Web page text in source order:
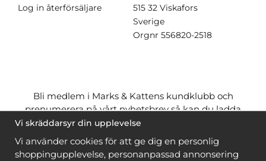
Log in återförsäljare
515 32 Viskafors
Sverige
Orgnr 556820-2518
Bli medlem i Marks & Kattens kundklubb och
prenumerera på vårt nyhetsbrev så kan du ladda
ner många mönstergratisoch få många
när du handlar garn till mönstret. Du ser vilka som
är
gratis när du är inloggad
Vi skräddarsyr din upplevelse
Vi använder cookies för att ge dig en personlig
shoppingupplevelse, personanpassad annonsering